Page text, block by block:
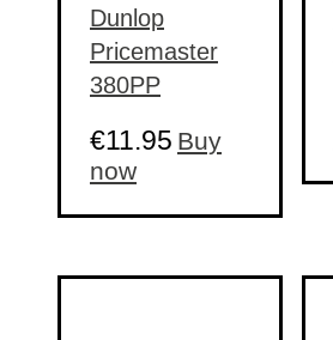
Dunlop
Pricemaster
380PP
€11.95 Buy
nowThis
product
The